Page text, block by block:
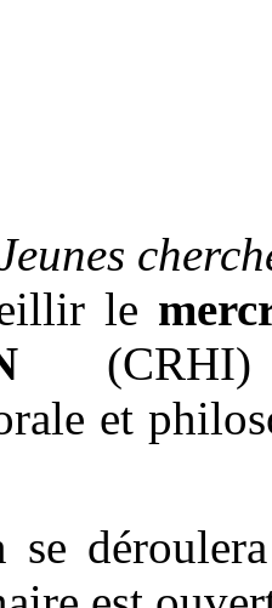
le
(CRHI)
et
se